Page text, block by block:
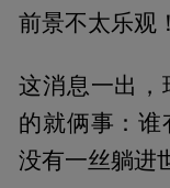
前景不太乐观！
这消息一出，
的就俩事：谁
没有一丝躺进